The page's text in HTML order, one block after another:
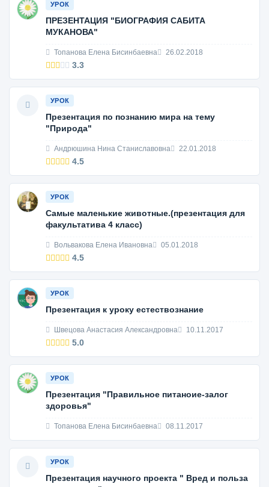
УРОК
ПРЕЗЕНТАЦИЯ "БИОГРАФИЯ САБИТА
МУКАНОВА"
Топанова Елена Бисинбаевна 26.02.2018
3.3
УРОК
Презентация по познанию мира на тему
"Природа"
Андрюшина Нина Станиславовна 22.01.2018
4.5
УРОК
Самые маленькие животные.(презентация для
факультатива 4 класс)
Вольвакова Елена Ивановна 05.01.2018
4.5
УРОК
Презентация к уроку естествознание
Швецова Анастасия Александровна 10.11.2017
5.0
УРОК
Презентация "Правильное питаноие-залог
здоровья"
Топанова Елена Бисинбаевна 08.11.2017
УРОК
Презентация научного проекта " Вред и польза